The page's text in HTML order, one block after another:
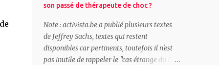
dos de la main droite. Nous n’avons certes
pas attendu que le gouvernement Arizona
s’en prenne au secteur culturel pour
dénoncer sa politique antisociale – avec,
notamment, l’expulsion de 300.000
son passé de thérapeute de choc ?
Note : activista.be a publié plusieurs textes
de Jeffrey Sachs, textes qui restent
disponibles car pertinents, toutefois il n'est
pas inutile de rappeler le "cas étrange du Dr